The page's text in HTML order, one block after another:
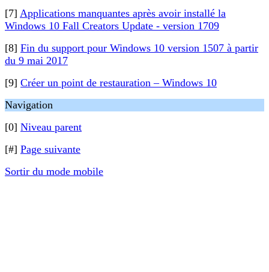
[7] Applications manquantes après avoir installé la
Windows 10 Fall Creators Update - version 1709
[8] Fin du support pour Windows 10 version 1507 à partir
du 9 mai 2017
[9] Créer un point de restauration – Windows 10
Navigation
[0] Niveau parent
[#] Page suivante
Sortir du mode mobile